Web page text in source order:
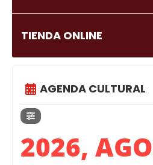
TIENDA ONLINE
AGENDA CULTURAL
2026,